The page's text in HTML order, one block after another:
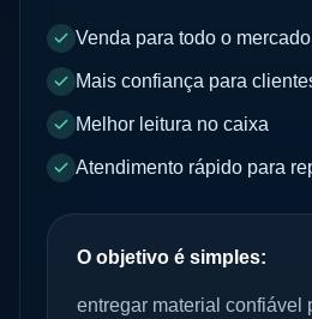
Venda para todo o mercado
Mais confiança para
Melhor leitura no caixa
Atendimento rápido para
O objetivo é simples:
entregar material confiável